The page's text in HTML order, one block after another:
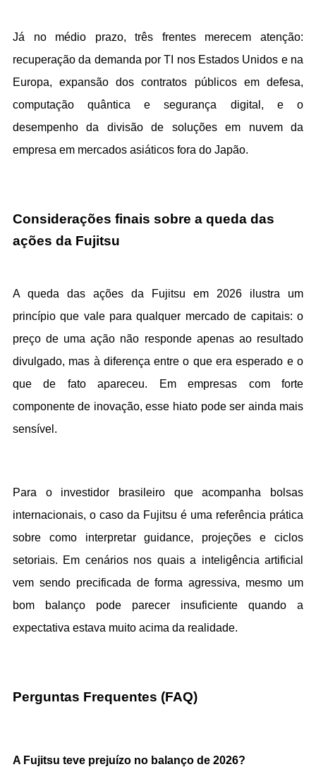
Já no médio prazo, três frentes merecem atenção:
recuperação da demanda por TI nos Estados Unidos e na
Europa, expansão dos contratos públicos em defesa,
computação quântica e segurança digital, e o
desempenho da divisão de soluções em nuvem da
empresa em mercados asiáticos fora do Japão.
Considerações finais sobre a queda das
ações da Fujitsu
A queda das ações da Fujitsu em 2026 ilustra um
princípio que vale para qualquer mercado de capitais: o
preço de uma ação não responde apenas ao resultado
divulgado, mas à diferença entre o que era esperado e o
que de fato apareceu. Em empresas com forte
componente de inovação, esse hiato pode ser ainda mais
sensível.
Para o investidor brasileiro que acompanha bolsas
internacionais, o caso da Fujitsu é uma referência prática
sobre como interpretar guidance, projeções e ciclos
setoriais. Em cenários nos quais a inteligência artificial
vem sendo precificada de forma agressiva, mesmo um
bom balanço pode parecer insuficiente quando a
expectativa estava muito acima da realidade.
Perguntas Frequentes (FAQ)
A Fujitsu teve prejuízo no balanço de 2026?